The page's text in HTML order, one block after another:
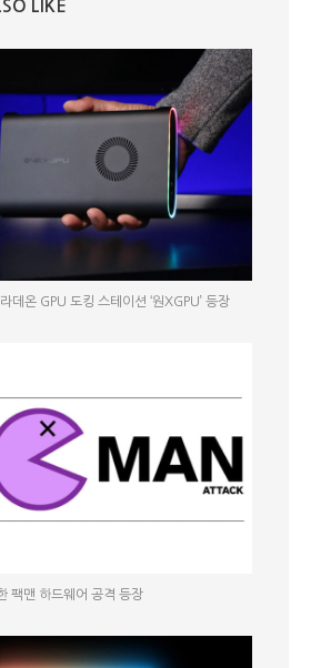
LIKE
데온 GPU 도킹 스테이션 ‘원XGPU’ 등장
팩맨 하드웨어 공격 등장